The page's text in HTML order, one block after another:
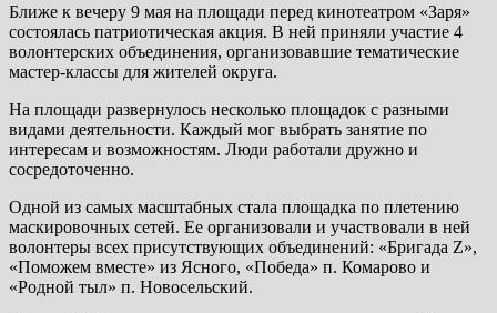
Ближе к вечеру 9 мая на площади перед кинотеатром «Заря»
состоялась патриотическая акция. В ней приняли участие 4
волонтерских объединения, организовавшие тематические
мастер-классы для жителей округа.
На площади развернулось несколько площадок с разными
видами деятельности. Каждый мог выбрать занятие по
интересам и возможностям. Люди работали дружно и
сосредоточенно.
Одной из самых масштабных стала площадка по плетению
маскировочных сетей. Ее организовали и участвовали в ней
волонтеры всех присутствующих объединений: «Бригада Z»,
«Поможем вместе» из Ясного, «Победа» п. Комарово и
«Родной тыл» п. Новосельский.